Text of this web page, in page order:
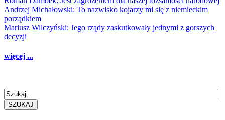
Andrzej Michałowski: To nazwisko kojarzy mi się z niemieckim
porządkiem
Mariusz Wilczyński: Jego rządy zaskutkowały jednymi z gorszych
decyzji
więcej ...
SZUKAJ